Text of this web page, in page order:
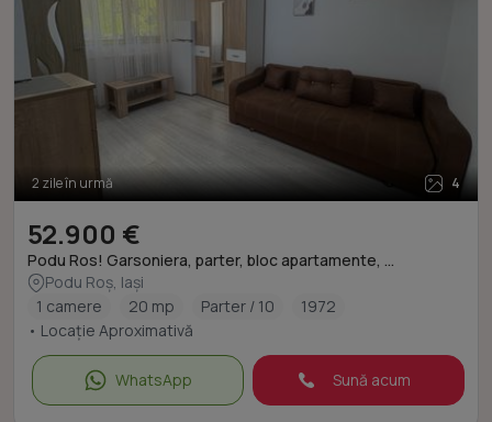
2 zile în urmă 4
52.900 €
Podu Ros! Garsoniera, parter, bloc apartamente, ...
Podu Roș, Iași
1 camere
20 mp Parter / 10
1972
• Locație Aproximativă
WhatsApp Sună acum